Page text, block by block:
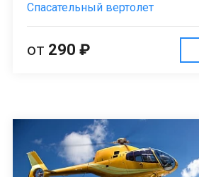
Спасательный вертолет
от 290 ₽